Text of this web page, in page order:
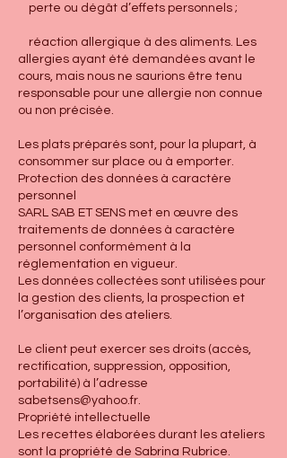
perte ou dégât d’effets personnels ;
réaction allergique à des aliments. Les
allergies ayant été demandées avant le
cours, mais nous ne saurions être tenu
responsable pour une allergie non connue
ou non précisée.
Les plats préparés sont, pour la plupart, à
consommer sur place ou à emporter.
Protection des données à caractère
personnel
SARL SAB ET SENS met en œuvre des
traitements de données à caractère
personnel conformément à la
réglementation en vigueur.
Les données collectées sont utilisées pour
la gestion des clients, la prospection et
l’organisation des ateliers.
Le client peut exercer ses droits (accès,
rectification, suppression, opposition,
portabilité) à l’adresse
sabetsens@yahoo.fr
Propriété intellectuelle
Les recettes élaborées durant les ateliers
sont la propriété de Sabrina Rubrice.